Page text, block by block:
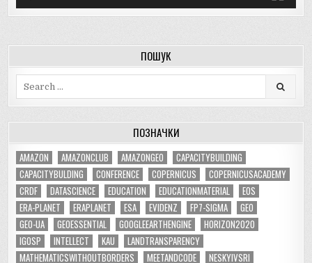
ПОШУК
ПОЗНАЧКИ
AMAZON AMAZONCLUB AMAZONGEO
CAPACITYBUILDING
CAPACITYBULDING
CONFERENCE COPERNICUS
COPERNICUSACADEMY
CRDF
DATASCIENCE EDUCATION EDUCATIONMATERIAL
EOS
ERA-PLANET
ERAPLANET ESA EVIDENZ FP7-SIGMA
GEO
GEO-UA
GEOESSENTIAL GOOGLEEARTHENGINE
HORIZON2020
IGOSP
INTELLECT KAU
LANDTRANSPARENCY
MATHEMATICSWITHOUTBORDERS
MEETANDCODE NESKYIVSRI